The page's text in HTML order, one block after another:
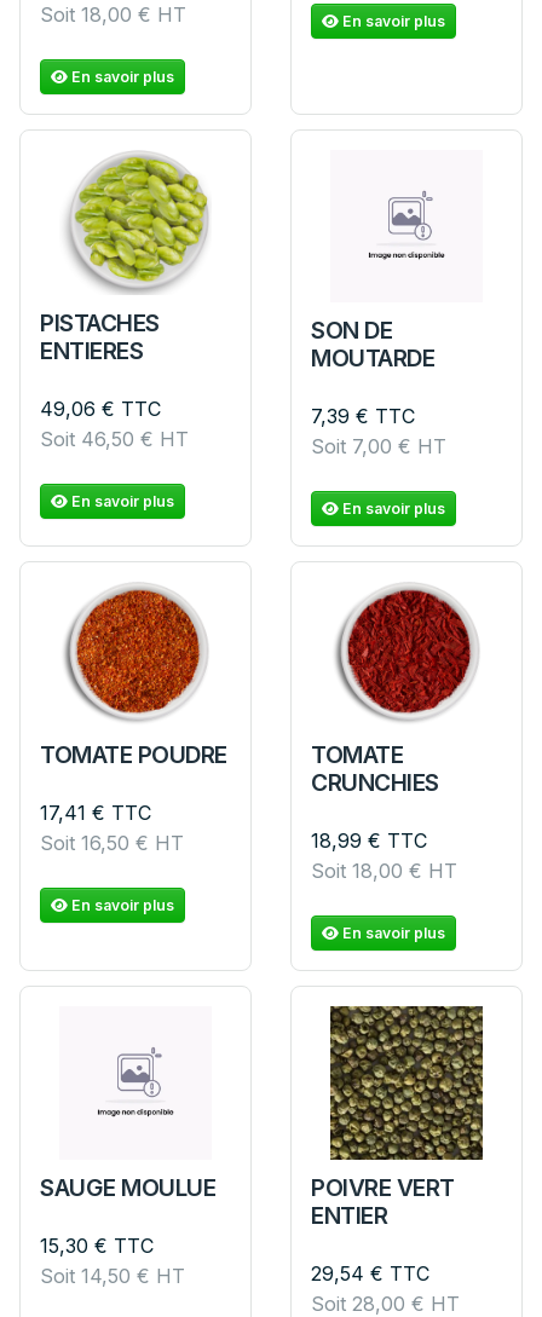
Soit 18,00 € HT
En savoir plus
En savoir plus
PISTACHES
ENTIERES
49,06 € TTC
Soit 46,50 € HT
En savoir plus
SON DE
MOUTARDE
7,39 € TTC
Soit 7,00 € HT
En savoir plus
TOMATE POUDRE
17,41 € TTC
Soit 16,50 € HT
En savoir plus
TOMATE
CRUNCHIES
18,99 € TTC
Soit 18,00 € HT
En savoir plus
SAUGE MOULUE
15,30 € TTC
Soit 14,50 € HT
POIVRE VERT
ENTIER
29,54 € TTC
Soit 28,00 € HT